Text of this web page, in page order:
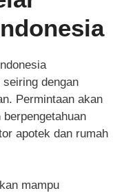
dengan
Permintaan akan
apotek dan rumah
mampu